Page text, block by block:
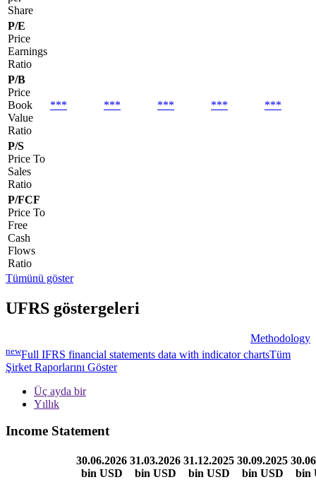
Share
P/E
Price
Earnings
Ratio
P/B
Price
Book
Value
Ratio
*** *** *** *** ***
P/S
Price To
Sales
Ratio
P/FCF
Price To
Free
Cash
Flows
Ratio
Tümünü göster
UFRS göstergeleri
Methodology
newFull IFRS financial statements data with indicator chartsTüm
Şirket Raporlarını Göster
Üç ayda bir
Yıllık
Income Statement
30.06.2026
bin USD
31.03.2026
bin USD
31.12.2025
bin USD
30.09.2025
bin USD
bin